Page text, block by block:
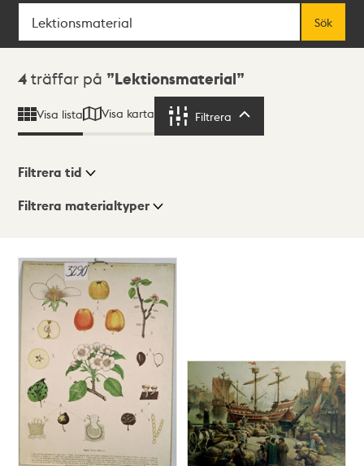
Sök
Sök
Sökresultat
4 träffar på Lektionsmaterial
Visa lista Visa karta Filtrera
Visningsläge
ListaKarta
Filtrera tid
Filtrera materialtyper
träffar